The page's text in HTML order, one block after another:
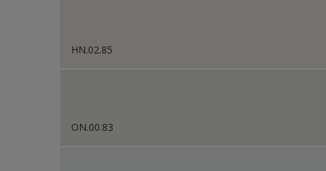
HN.02.85
ON.00.83